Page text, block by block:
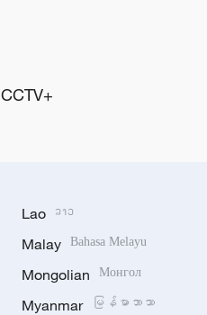
CCTV+
Lao ລາວ
Malay Bahasa Melayu
Mongolian Монгол
Myanmar မြန်မာဘာသာ